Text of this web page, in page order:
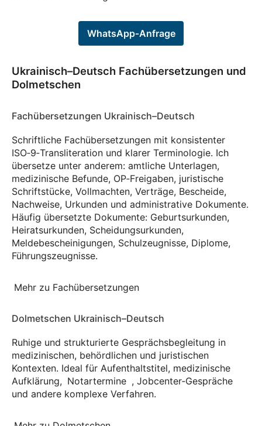
WhatsApp‑Anfrage
Ukrainisch–Deutsch Fachübersetzungen und
Dolmetschen
Fachübersetzungen Ukrainisch–Deutsch
Schriftliche Fachübersetzungen mit konsistenter
ISO‑9‑Transliteration und klarer Terminologie. Ich
übersetze unter anderem: amtliche Unterlagen,
medizinische Befunde, OP‑Freigaben, juristische
Schriftstücke, Vollmachten, Verträge, Bescheide,
Nachweise, Urkunden und administrative Dokumente.
Häufig übersetzte Dokumente: Geburtsurkunden,
Heiratsurkunden, Scheidungsurkunden,
Meldebescheinigungen, Schulzeugnisse, Diplome,
Führungszeugnisse.
Mehr zu Fachübersetzungen
Dolmetschen Ukrainisch–Deutsch
Ruhige und strukturierte Gesprächsbegleitung in
medizinischen, behördlichen und juristischen
Kontexten. Ideal für Aufenthaltstitel, medizinische
Aufklärung, Notartermine , Jobcenter‑Gespräche
und andere komplexe Verfahren.